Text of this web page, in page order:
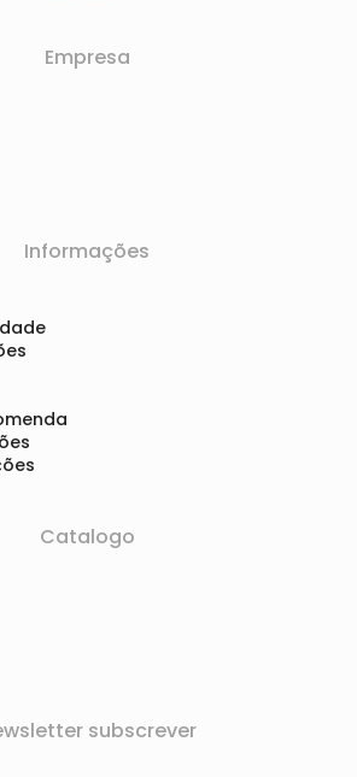
Empresa
Informações
Catalogo
subscrever